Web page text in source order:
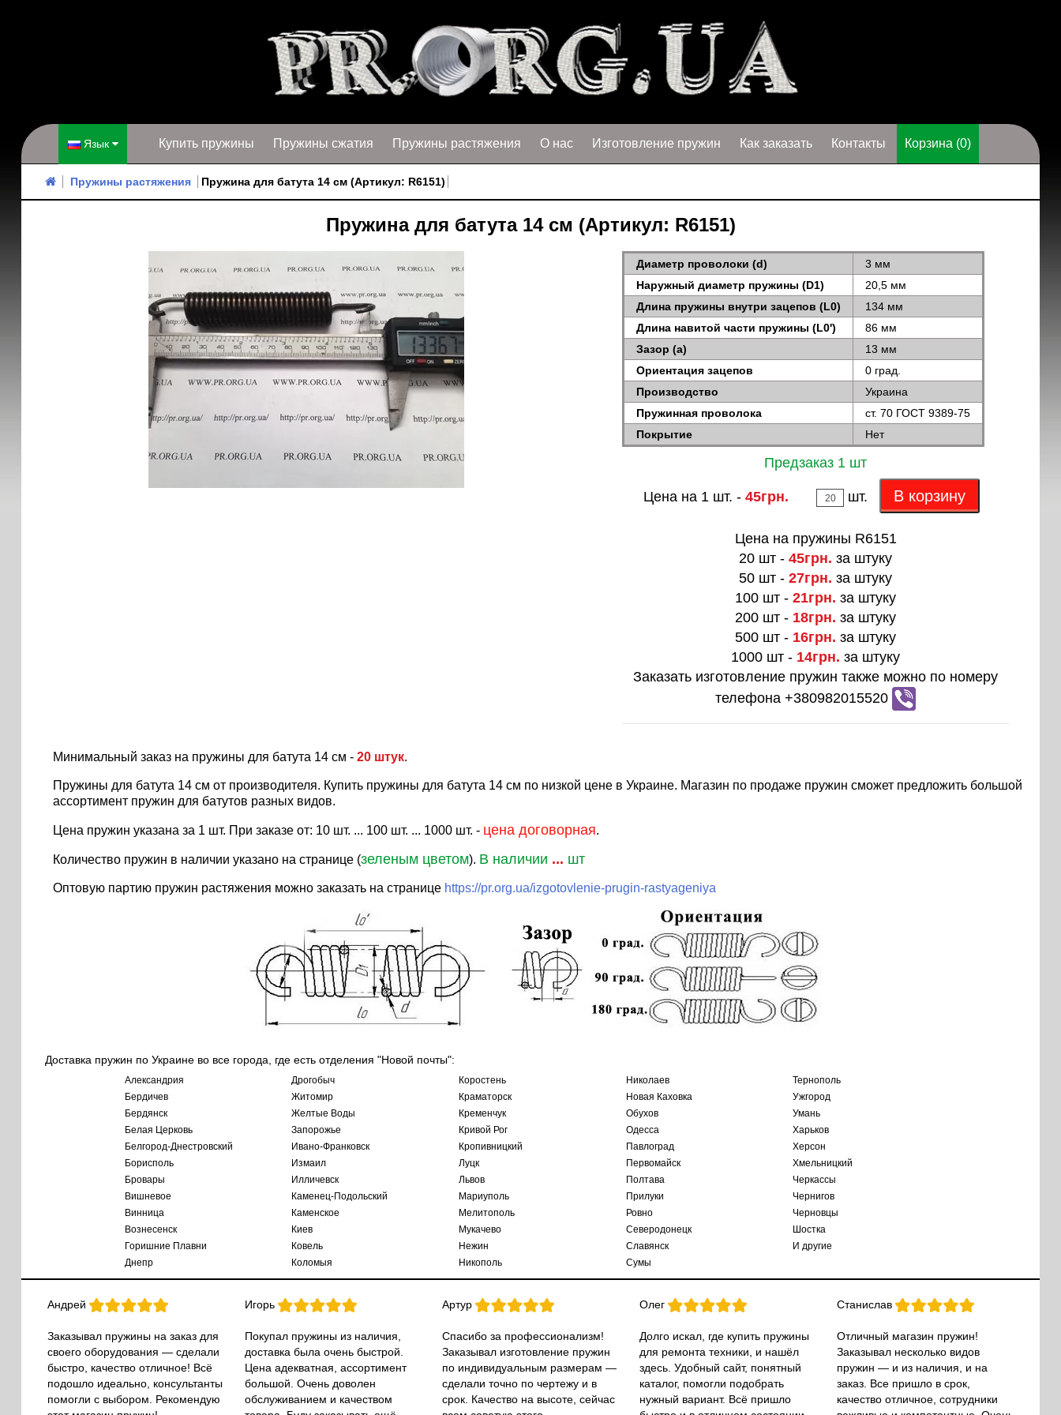
Купить пружины Пружины сжатия Пружины растяжения О нас Изготовление пружин Как заказать Контакты Корзина (0)
Язык
Пружины растяжения Пружина для батута 14 см (Артикул: R6151)
Пружина для батута 14 см (Артикул: R6151)
Диаметр проволоки (d)
3 мм
Наружный диаметр пружины (D1)
20,5 мм
Длина пружины внутри зацепов (L0)
134 мм
Длина навитой части пружины (L0')
86 мм
Зазор (a)
13 мм
Ориентация зацепов
0 град.
Производство
Украина
Пружинная проволока
ст. 70 ГОСТ 9389-75
Покрытие
Нет
Предзаказ 1 шт
Цена на 1 шт. -45грн. шт. В корзину
Цена на пружины R6151
20 шт -45грн. за штуку
50 шт -27грн. за штуку
100 шт -21грн. за штуку
200 шт - 18грн. за штуку
500 шт - 16грн. за штуку
1000 шт - 14грн. за штуку
Заказать изготовление пружин также можно по номеру
телефона +380982015520
Минимальный заказ на пружины для батута 14 см - 20 штук.
Пружины для батута 14 см от производителя. Купить пружины для батута 14 см по низкой цене в Украине. Магазин по продаже пружин сможет предложить большой
ассортимент пружин для батутов разных видов.
Цена пружин указана за 1 шт. При заказе от: 10 шт. ... 100 шт. ... 1000 шт. - цена договорная.
Количество пружин в наличии указано на странице (зеленым цветом). В наличии ... шт
Оптовую партию пружин растяжения можно заказать на странице https://pr.org.ua/izgotovlenie-prugin-rastyageniya
Доставка пружин по Украине во все города, где есть отделения "Новой почты":
Александрия
Бердичев
Бердянск
Белая Церковь
Белгород-Днестровский
Борисполь
Бровары
Вишневое
Винница
Вознесенск
Горишние Плавни
Днепр
Дрогобыч
Житомир
Желтые Воды
Запорожье
Ивано-Франковск
Измаил
Илличевск
Каменец-Подольский
Каменское
Киев
Ковель
Коломыя
Коростень
Краматорск
Кременчук
Кривой Рог
Кропивницкий
Луцк
Львов
Мариуполь
Мелитополь
Мукачево
Нежин
Никополь
Николаев
Новая Каховка
Обухов
Одесса
Павлоград
Первомайск
Полтава
Прилуки
Ровно
Северодонецк
Славянск
Сумы
Тернополь
Ужгород
Умань
Харьков
Херсон
Хмельницкий
Черкассы
Чернигов
Черновцы
Шостка
И другие
Андрей
Заказывал пружины на заказ для
своего оборудования — сделали
быстро, качество отличное! Всё
подошло идеально, консультанты
помогли с выбором. Рекомендую
Игорь
Покупал пружины из наличия,
доставка была очень быстрой.
Цена адекватная, ассортимент
большой. Очень доволен
обслуживанием и качеством
Артур
Спасибо за профессионализм!
Заказывал изготовление пружин
по индивидуальным размерам —
сделали точно по чертежу и в
срок. Качество на высоте, сейчас
Олег
Долго искал, где купить пружины
для ремонта техники, и нашёл
здесь. Удобный сайт, понятный
каталог, помогли подобрать
нужный вариант. Всё пришло
Станислав
Отличный магазин пружин!
Заказывал несколько видов
пружин — и из наличия, и на
заказ. Все пришло в срок,
качество отличное, сотрудники